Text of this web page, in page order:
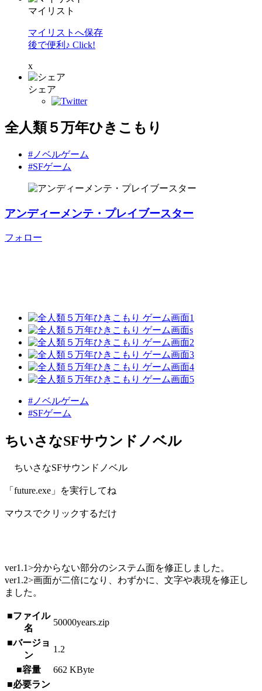
マイリスト
マイリストへ保存
後で便利♪ Click!
x
シェア
全人類５万年ひきこもり
#ノベルゲーム
#SFゲーム
アンディーメンテ・プレイブースター
フォロー
#ノベルゲーム
#SFゲーム
ちいさなSFサウンドノベル
ちいさなSFサウンドノベル
「future.exe」を実行してね
マウスでクリックするだけ
ver1.1>分からない部分のシステム面を修正しました。
ver1.2>画面が二倍になり、わずかに、文字や表現を修正し
ました。
■ファイル
名
50000years.zip
■バージョ
ン
1.2
■容量
662 KByte
■必要ラン